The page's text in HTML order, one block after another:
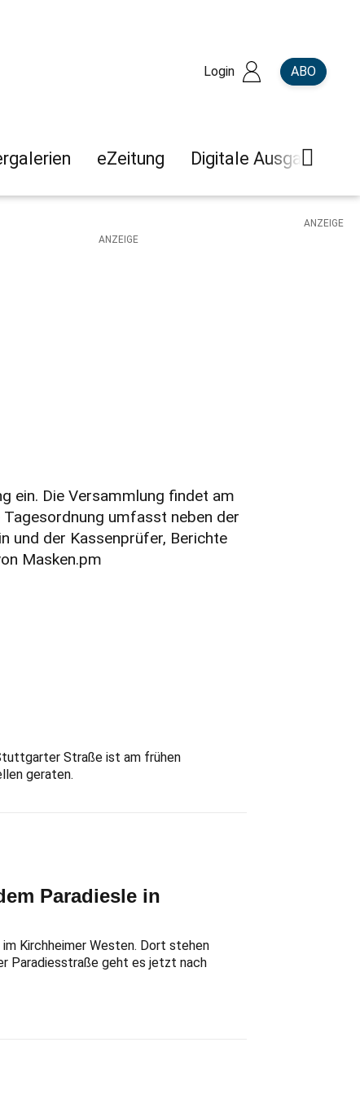
Login ABO
eZeitung Digitale Ausgaben
ein. Die Versammlung findet am
umfasst neben der
und der Kassenprüfer, Berichte
Masken.pm
Straße ist am frühen
geraten.
Paradiesle in
Kirchheimer Westen. Dort stehen
Paradiesstraße geht es jetzt nach